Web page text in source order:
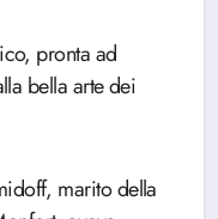
pronta ad
bella arte dei
marito della